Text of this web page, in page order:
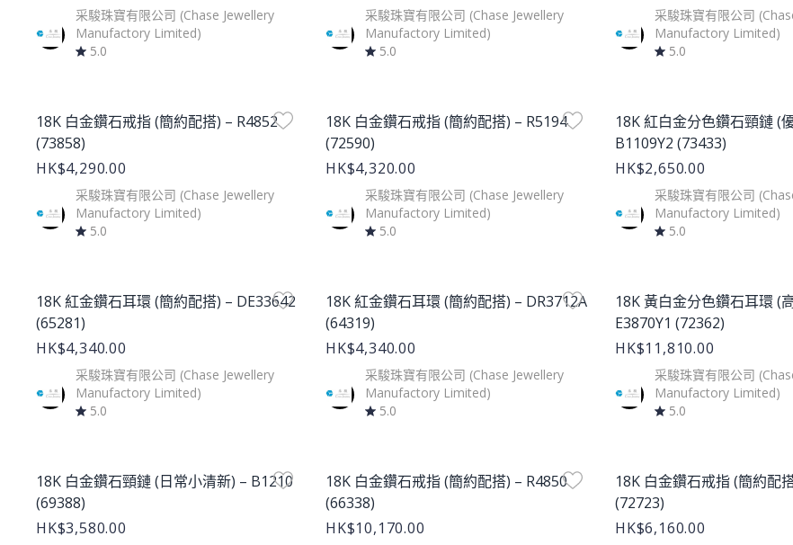
采駿珠寶有限公司 (Chase Jewellery
Manufactory Limited)
5.0
采駿珠寶有限公司 (Chase Jewellery
Manufactory Limited)
5.0
采駿珠寶有限公司
Manufactory Limited)
5.0
Product Image
18K 白金鑽石戒指 (簡約配搭) – R4852
(73858)
HK$4,290.00
采駿珠寶有限公司 (Chase Jewellery
Manufactory Limited)
5.0
Product Image
18K 白金鑽石戒指 (簡約配搭) – R5194
(72590)
HK$4,320.00
采駿珠寶有限公司 (Chase Jewellery
Manufactory Limited)
5.0
Product Image
18K 紅白金分色鑽石頸鏈 (
B1109Y2 (73433)
HK$2,650.00
采駿珠寶有限公司
Manufactory Limited)
5.0
Product Image
18K 紅金鑽石耳環 (簡約配搭) – DE33642
(65281)
HK$4,340.00
采駿珠寶有限公司 (Chase Jewellery
Manufactory Limited)
5.0
Product Image
18K 紅金鑽石耳環 (簡約配搭) – DR3712A
(64319)
HK$4,340.00
采駿珠寶有限公司 (Chase Jewellery
Manufactory Limited)
5.0
Product Image
18K 黃白金分色鑽石耳環 (
E3870Y1 (72362)
HK$11,810.00
采駿珠寶有限公司
Manufactory Limited)
5.0
Product Image
18K 白金鑽石頸鏈 (日常小清新) – B1210
(69388)
HK$3,580.00
Product Image
18K 白金鑽石戒指 (簡約配搭) – R4850
(66338)
HK$10,170.00
Product Image
18K 白金鑽石戒指 (簡約配
(72723)
HK$6,160.00